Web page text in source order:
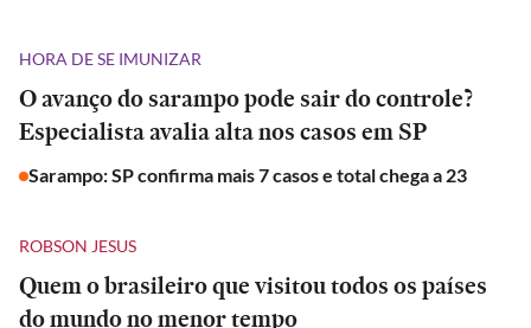
HORA DE SE IMUNIZAR
O avanço do sarampo pode sair do controle?
Especialista avalia alta nos casos em SP
Sarampo: SP confirma mais 7 casos e total chega a 23
ROBSON JESUS
Quem o brasileiro que visitou todos os países
do mundo no menor tempo